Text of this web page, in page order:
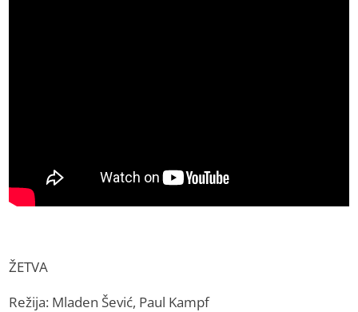
ŽETVA
Režija: Mladen Šević, Paul Kampf